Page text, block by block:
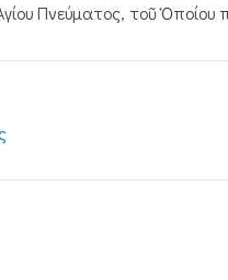
Πνεύματος, τοῦ Ὁποίου